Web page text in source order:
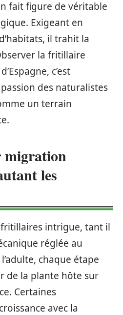
fait figure de véritable
Exigeant en
il trahit la
la fritillaire
c’est
des naturalistes
un terrain
migration
les
intrigue, tant il
réglée au
chaque étape
de la plante hôte sur
Certaines
avec la